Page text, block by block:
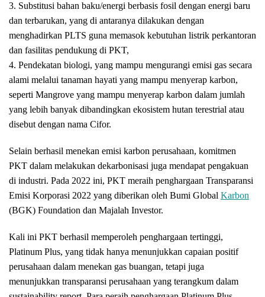
3. Substitusi bahan baku/energi berbasis fosil dengan energi baru
dan terbarukan, yang di antaranya dilakukan dengan
menghadirkan PLTS guna memasok kebutuhan listrik perkantoran
dan fasilitas pendukung di PKT,
4. Pendekatan biologi, yang mampu mengurangi emisi gas secara
alami melalui tanaman hayati yang mampu menyerap karbon,
seperti Mangrove yang mampu menyerap karbon dalam jumlah
yang lebih banyak dibandingkan ekosistem hutan terestrial atau
disebut dengan nama Cifor.
Selain berhasil menekan emisi karbon perusahaan, komitmen
PKT dalam melakukan dekarbonisasi juga mendapat pengakuan
di industri. Pada 2022 ini, PKT meraih penghargaan Transparansi
Emisi Korporasi 2022 yang diberikan oleh Bumi Global Karbon
(BGK) Foundation dan Majalah Investor.
Kali ini PKT berhasil memperoleh penghargaan tertinggi,
Platinum Plus, yang tidak hanya menunjukkan capaian positif
perusahaan dalam menekan gas buangan, tetapi juga
menunjukkan transparansi perusahaan yang terangkum dalam